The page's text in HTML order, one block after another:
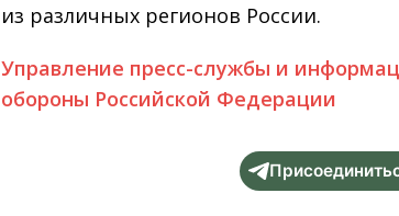
из различных регионов России.
Управление пресс-службы и
обороны Российской Федерации